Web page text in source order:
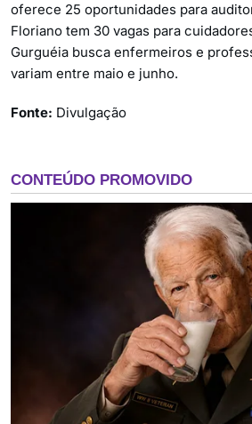
oferece 25 oportunidades para
Floriano tem 30 vagas para
Gurguéia busca enfermeiros e
variam entre maio e junho.
Fonte: Divulgação